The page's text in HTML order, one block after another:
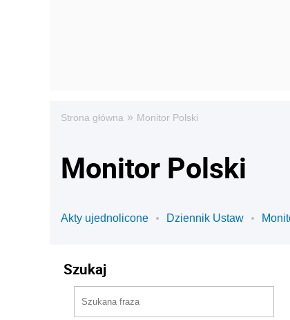
Strona główna » Monitor Polski
Monitor Polski
Akty ujednolicone Dziennik Ustaw
Szukaj